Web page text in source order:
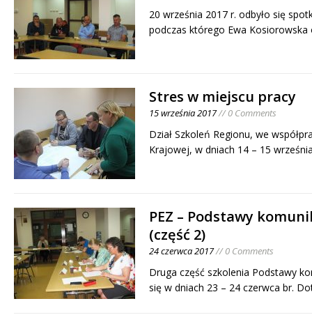
20 września 2017 r. odbyło się
podczas którego Ewa
Stres w miejscu pracy
15 września 2017// 0 Comments
Dział Szkoleń Regionu, we
Krajowej, w dniach 14 – 15
PEZ – Podstawy
(część 2)
24 czerwca 2017// 0 Comments
Druga część szkolenia Podstawy
się w dniach 23 – 24 czerwca br.